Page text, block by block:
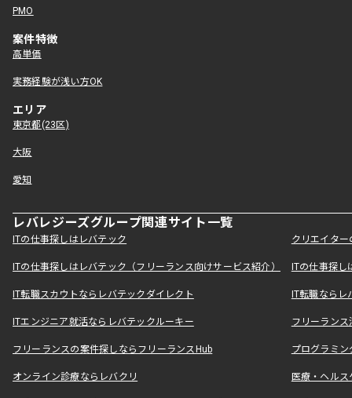
PMO
案件特徴
高単価
実務経験が浅い方OK
エリア
東京都(23区)
大阪
愛知
レバレジーズグループ関連サイト一覧
ITの仕事探しはレバテック クリエイタ
ITの仕事探しはレバテック（フリーランス向けサービス紹介） ITの仕事探
IT転職スカウトならレバテックダイレクト IT転職なら
ITエンジニア就活ならレバテックルーキー フリーラン
フリーランスの案件探しならフリーランスHub プログラミ
オンライン診療ならレバクリ 医療・ヘル